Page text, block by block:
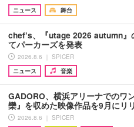
ニュース
舞台
chef’s、『utage 2026 autumn』
てパーカーズを発表
2026.8.6 ｜ SPICER
ニュース
音楽
GADORO、横浜アリーナでのワ
欒』を収めた映像作品を9月に
2026.8.6 ｜ SPICER